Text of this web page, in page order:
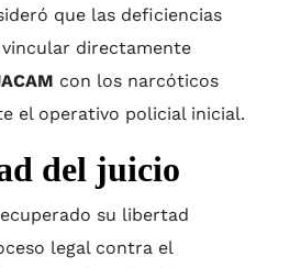
que las deficiencias
directamente
con los narcóticos
el operativo policial inicial.
del juicio
su libertad
legal contra el